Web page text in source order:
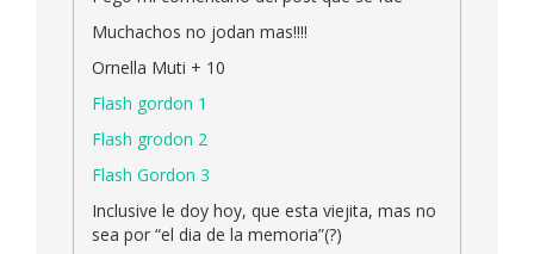
Muchachos no jodan mas!!!!
Ornella Muti + 10
Flash gordon 1
Flash grodon 2
Flash Gordon 3
Inclusive le doy hoy, que esta viejita, mas no
sea por “el dia de la memoria”(?)